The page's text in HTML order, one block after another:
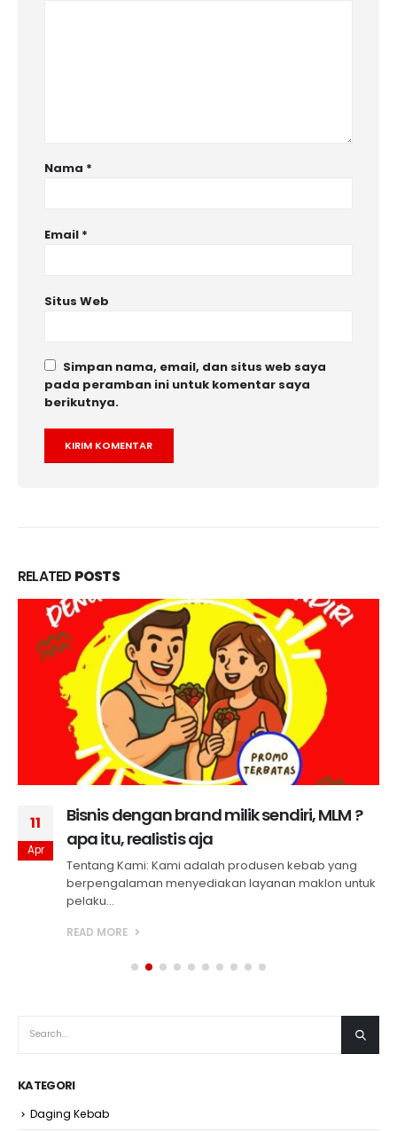
Nama *
Email *
Situs Web
Simpan nama, email, dan situs web saya
pada peramban ini untuk komentar saya
berikutnya.
RELATEDPOSTS
11
Apr
Bisnis dengan brand milik sendiri, MLM ?
apa itu, realistis aja
Tentang Kami: Kami adalah produsen kebab yang
berpengalaman menyediakan layanan maklon untuk
pelaku...
READ MORE
KATEGORI
Daging Kebab